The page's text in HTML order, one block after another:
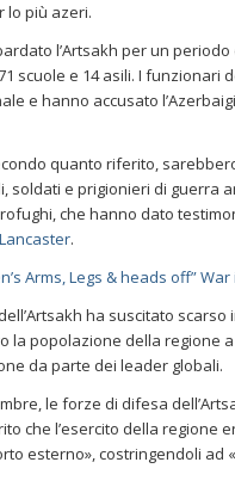
lo più azeri.
l’Artsakh per un
scuole e 14 asili. I funzionari
e hanno accusato
quanto riferito,
soldati e prigionieri di guerra
che hanno dato
.
Arms, Legs & heads off”
ha suscitato
la popolazione della regione
da parte dei leader globali.
le forze di difesa
che l’esercito della regione
esterno», costringendoli ad